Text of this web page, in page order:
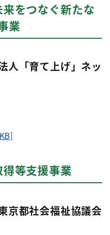
をつなぐ新たな
業
人「育て上げ」ネッ
等支援事業
都社会福祉協議会